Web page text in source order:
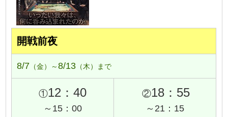
開戦前夜
8/7 （金）～8/13 （木）まで
①12：40
～15：00
②18：55
～21：15